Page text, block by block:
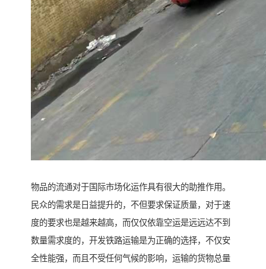
物品的流通对于国际市场化运作具有很大的助推作用。
民众的需求是日益提升的，不但要求保证质量，对于速
度的要求也是越来越高，而仅仅依靠空运是远远达不到
数量需求度的，开发铁路运输是为正确的选择，不仅安
全性能强，而且不受任何气候的影响，运输的货物总量